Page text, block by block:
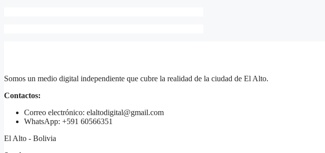
Somos un medio digital independiente que cubre la realidad de la ciudad de El Alto.
Contactos:
Correo electrónico: elaltodigital@gmail.com
WhatsApp: +591 60566351
El Alto - Bolivia